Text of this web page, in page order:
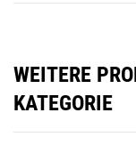
WEITERE
KATEGORIE